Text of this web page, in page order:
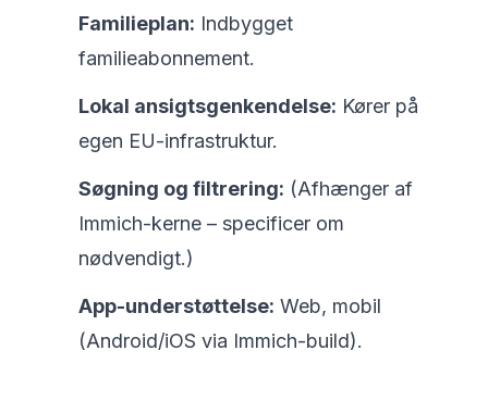
Familieplan: Indbygget
familieabonnement.
Lokal ansigtsgenkendelse: Kører på
egen EU-infrastruktur.
Søgning og filtrering: (Afhænger af
Immich-kerne – specificer om
nødvendigt.)
App-understøttelse: Web, mobil
(Android/iOS via Immich-build).